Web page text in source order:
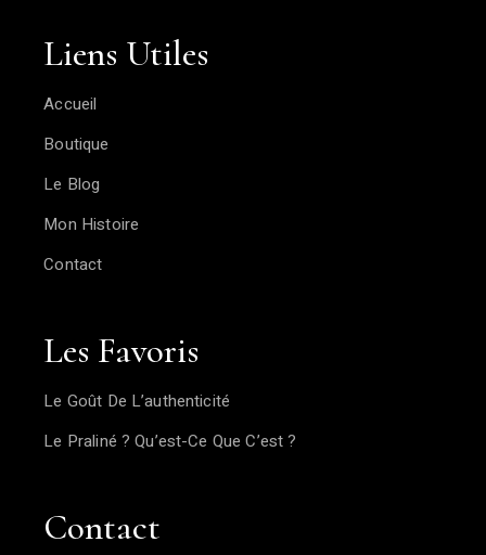
Liens Utiles
Accueil
Boutique
Le Blog
Mon Histoire
Contact
Les Favoris
Le Goût De L’authenticité
Le Praliné ? Qu’est-Ce Que C’est ?
Contact